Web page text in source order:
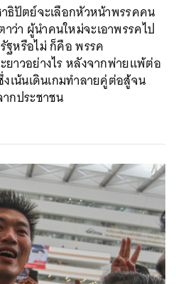
ธิปัตย์จะเลือกหัวหน้าพรรคคน
ว่า ผู้นำคนใหม่จะเอาพรรคไป
ฐหรือไม่ ก็คือ พรรค
าวอย่างไร หลังจากพ่ายแพ้ต่อ
เน้นเดินเกมทำลายคู่ต่อสู้จน
กประชาชน